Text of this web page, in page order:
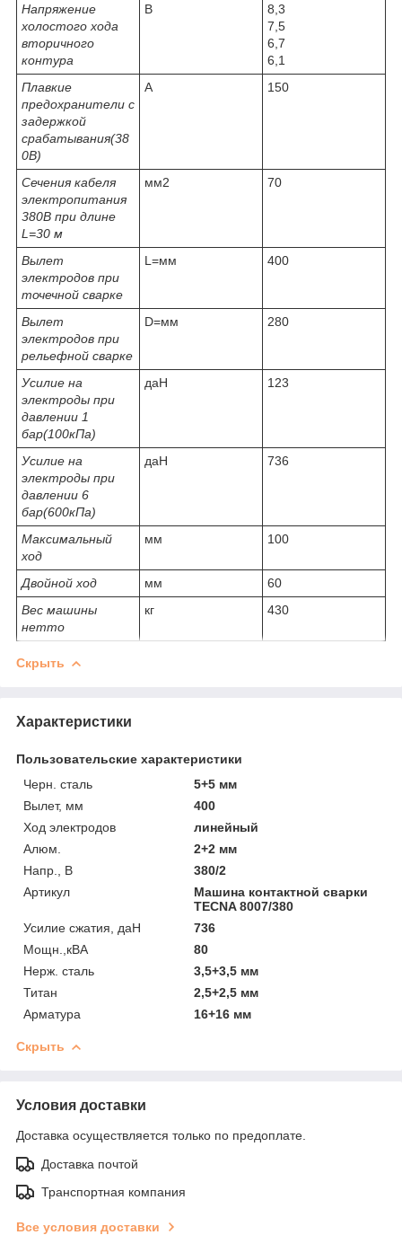
Напряжение
холостого хода
вторичного
контура
В
8,3
7,5
6,7
6,1
Плавкие
предохранители с
задержкой
срабатывания(38
0В)
А 150
Сечения кабеля
электропитания
380В при длине
L=30 м
мм2 70
Вылет
электродов при
точечной сварке
L=мм 400
Вылет
электродов при
рельефной сварке
D=мм 280
Усилие на
электроды при
давлении 1
бар(100кПа)
даН 123
Усилие на
электроды при
давлении 6
бар(600кПа)
даН 736
Максимальный
ход
мм 100
Двойной ход мм
60
Вес машины
нетто
кг 430
Скрыть
Характеристики
Пользовательские характеристики
Черн. сталь
5+5 мм
Вылет, мм
400
Ход электродов
линейный
Алюм.
2+2 мм
Напр., В
380/2
Артикул
Машина контактной сварки
TECNA 8007/380
Усилие сжатия, даН
736
Мощн.,кВА
80
Нерж. сталь
3,5+3,5 мм
Титан
2,5+2,5 мм
Арматура
16+16 мм
Скрыть
Условия доставки
Доставка осуществляется только по предоплате.
Доставка почтой
Транспортная компания
Все условия доставки